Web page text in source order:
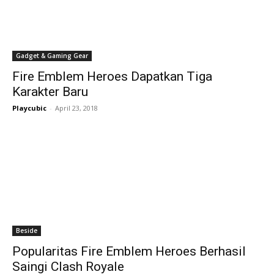
Gadget & Gaming Gear
Fire Emblem Heroes Dapatkan Tiga
Karakter Baru
Playcubic - April 23, 2018
Beside
Popularitas Fire Emblem Heroes Berhasil
Saingi Clash Royale